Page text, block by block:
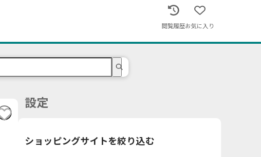
閲覧履歴お気に入り
設定
ショッピングサイトを絞り込む